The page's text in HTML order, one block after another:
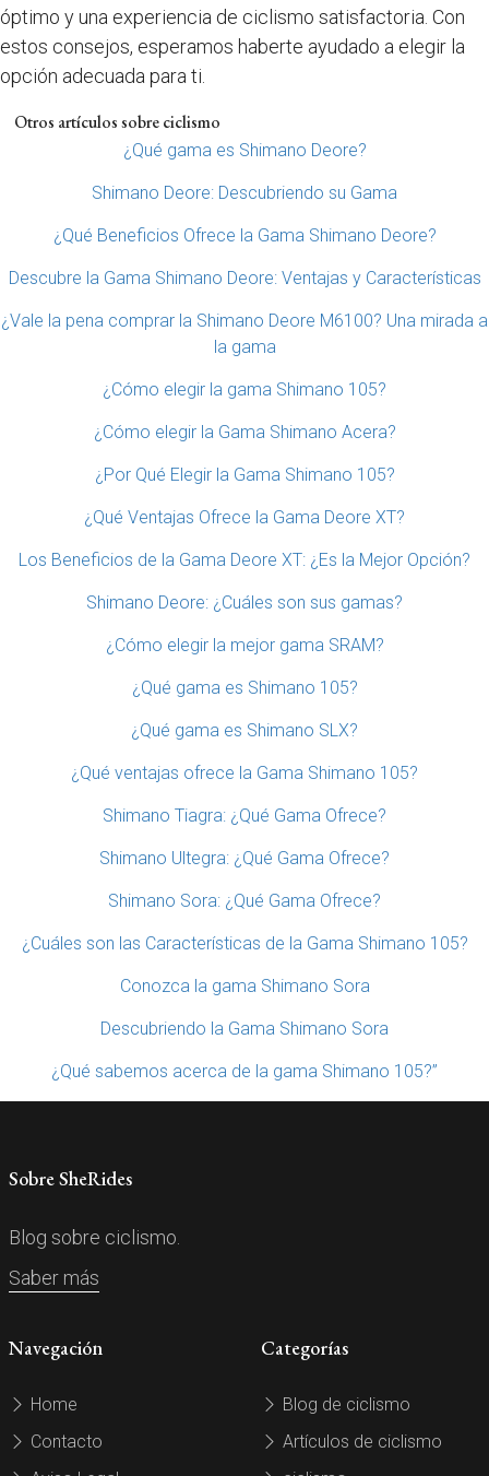
óptimo y una experiencia de ciclismo satisfactoria. Con
estos consejos, esperamos haberte ayudado a elegir la
opción adecuada para ti.
Otros artículos sobre ciclismo
¿Qué gama es Shimano Deore?
Shimano Deore: Descubriendo su Gama
¿Qué Beneficios Ofrece la Gama Shimano Deore?
Descubre la Gama Shimano Deore: Ventajas y Características
¿Vale la pena comprar la Shimano Deore M6100? Una mirada a
la gama
¿Cómo elegir la gama Shimano 105?
¿Cómo elegir la Gama Shimano Acera?
¿Por Qué Elegir la Gama Shimano 105?
¿Qué Ventajas Ofrece la Gama Deore XT?
Los Beneficios de la Gama Deore XT: ¿Es la Mejor Opción?
Shimano Deore: ¿Cuáles son sus gamas?
¿Cómo elegir la mejor gama SRAM?
¿Qué gama es Shimano 105?
¿Qué gama es Shimano SLX?
¿Qué ventajas ofrece la Gama Shimano 105?
Shimano Tiagra: ¿Qué Gama Ofrece?
Shimano Ultegra: ¿Qué Gama Ofrece?
Shimano Sora: ¿Qué Gama Ofrece?
¿Cuáles son las Características de la Gama Shimano 105?
Conozca la gama Shimano Sora
Descubriendo la Gama Shimano Sora
¿Qué sabemos acerca de la gama Shimano 105?”
Sobre SheRides
Blog sobre ciclismo.
Saber más
Navegación
Home
Contacto
Categorías
Blog de ciclismo
Artículos de ciclismo